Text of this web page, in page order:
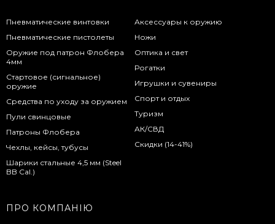
Пневматические винтовки
Пневматические пистолеты
Оружие под патрон Флобера
4мм
Стартовое (сигнальное)
оружие
Средства по уходу за оружием
Пули свинцовые
Патроны Флобера
Чехлы, кейсы, тубусы
Шарики стальные 4,5 мм (Steel
BB Cal.)
Аксессуары к оружию
Ножи
Оптика и свет
Рогатки
Игрушки и сувениры
Спорт и отдых
Туризм
АК/СВД
Скидки (14-41%)
ПРО КОМПАНІЮ